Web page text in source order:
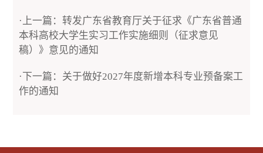
·上一篇：转发广东省教育厅关于征求《广东省普通
本科高校大学生实习工作实施细则（征求意见
稿）》意见的通知
·下一篇：关于做好2027年度新增本科专业预备案工
作的通知